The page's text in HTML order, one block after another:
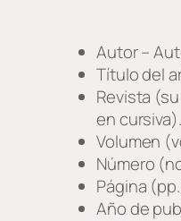
Autor –
Título del
Revista
en cursiva).
Volumen
Número
Página
Año de